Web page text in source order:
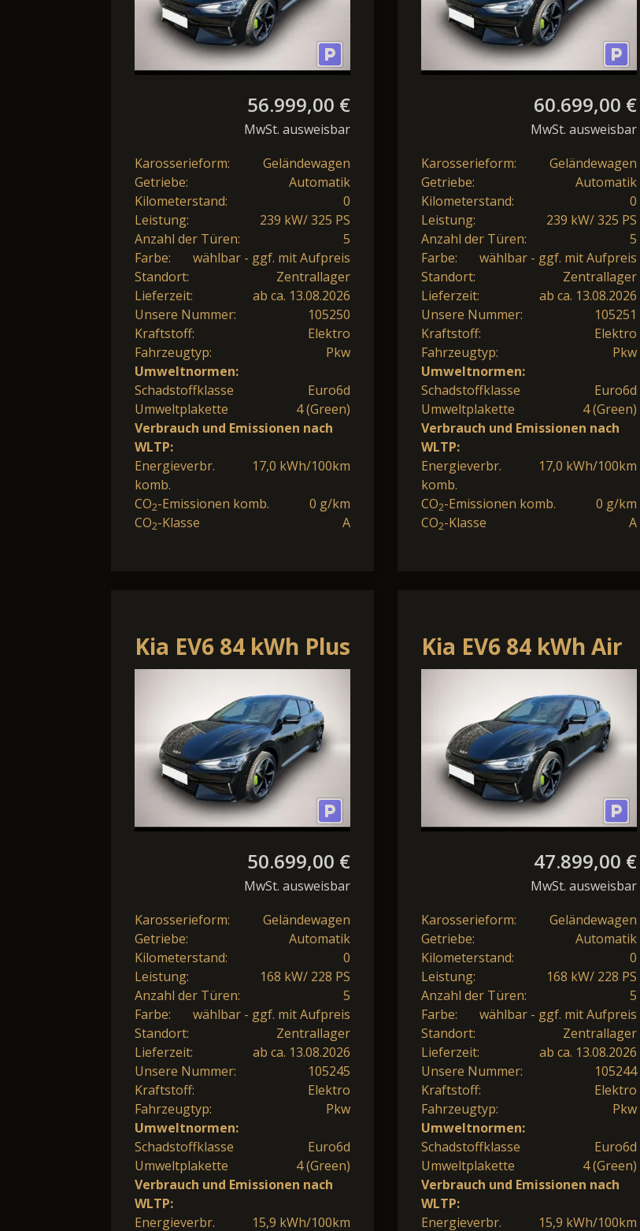
56.999,00 €
MwSt. ausweisbar
Karosserieform:
Geländewagen
Getriebe:
Automatik
Kilometerstand:
0
Leistung:
239 kW/ 325 PS
Anzahl der Türen:
5
Farbe:
wählbar - ggf. mit Aufpreis
Standort:
Zentrallager
Lieferzeit:
ab ca. 13.08.2026
Unsere Nummer:
105250
Kraftstoff:
Elektro
Fahrzeugtyp:
Pkw
Umweltnormen:
Schadstoffklasse
Euro6d
Umweltplakette
4 (Green)
Verbrauch und Emissionen nach
WLTP:
Energieverbr.
komb.
17,0 kWh/100km
CO2-Emissionen komb.
0 g/km
CO2-Klasse A
60.699,00 €
MwSt. ausweisbar
Karosserieform:
Geländewagen
Getriebe:
Automatik
Kilometerstand:
0
Leistung:
239 kW/ 325 PS
Anzahl der Türen:
5
Farbe:
wählbar - ggf. mit Aufpreis
Standort:
Zentrallager
Lieferzeit:
ab ca. 13.08.2026
Unsere Nummer:
105251
Kraftstoff:
Elektro
Fahrzeugtyp:
Pkw
Umweltnormen:
Schadstoffklasse
Euro6d
Umweltplakette
4 (Green)
Verbrauch und Emissionen nach
WLTP:
Energieverbr.
komb.
17,0 kWh/100km
CO2-Emissionen komb.
0 g/km
CO2-Klasse A
Kia EV6 84 kWh Plus
50.699,00 €
MwSt. ausweisbar
Karosserieform:
Geländewagen
Getriebe:
Automatik
Kilometerstand:
0
Leistung:
168 kW/ 228 PS
Anzahl der Türen:
5
Farbe:
wählbar - ggf. mit Aufpreis
Standort:
Zentrallager
Lieferzeit:
ab ca. 13.08.2026
Unsere Nummer:
105245
Kraftstoff:
Elektro
Fahrzeugtyp:
Pkw
Umweltnormen:
Schadstoffklasse
Euro6d
Umweltplakette
4 (Green)
Verbrauch und Emissionen nach
WLTP:
Energieverbr.
15,9 kWh/100km
Kia EV6 84 kWh Air
47.899,00 €
MwSt. ausweisbar
Karosserieform:
Geländewagen
Getriebe:
Automatik
Kilometerstand:
0
Leistung:
168 kW/ 228 PS
Anzahl der Türen:
5
Farbe:
wählbar - ggf. mit Aufpreis
Standort:
Zentrallager
Lieferzeit:
ab ca. 13.08.2026
Unsere Nummer:
105244
Kraftstoff:
Elektro
Fahrzeugtyp:
Pkw
Umweltnormen:
Schadstoffklasse
Euro6d
Umweltplakette
4 (Green)
Verbrauch und Emissionen nach
WLTP:
Energieverbr.
15,9 kWh/100km